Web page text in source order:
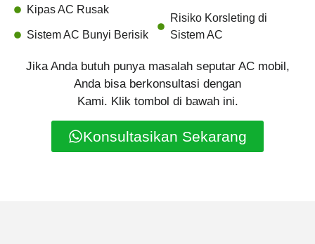
Kipas AC Rusak
Sistem AC Bunyi Berisik
Risiko Korsleting di
Sistem AC
Jika Anda butuh punya masalah seputar AC mobil,
Anda bisa berkonsultasi dengan
Kami. Klik tombol di bawah ini.
Konsultasikan Sekarang